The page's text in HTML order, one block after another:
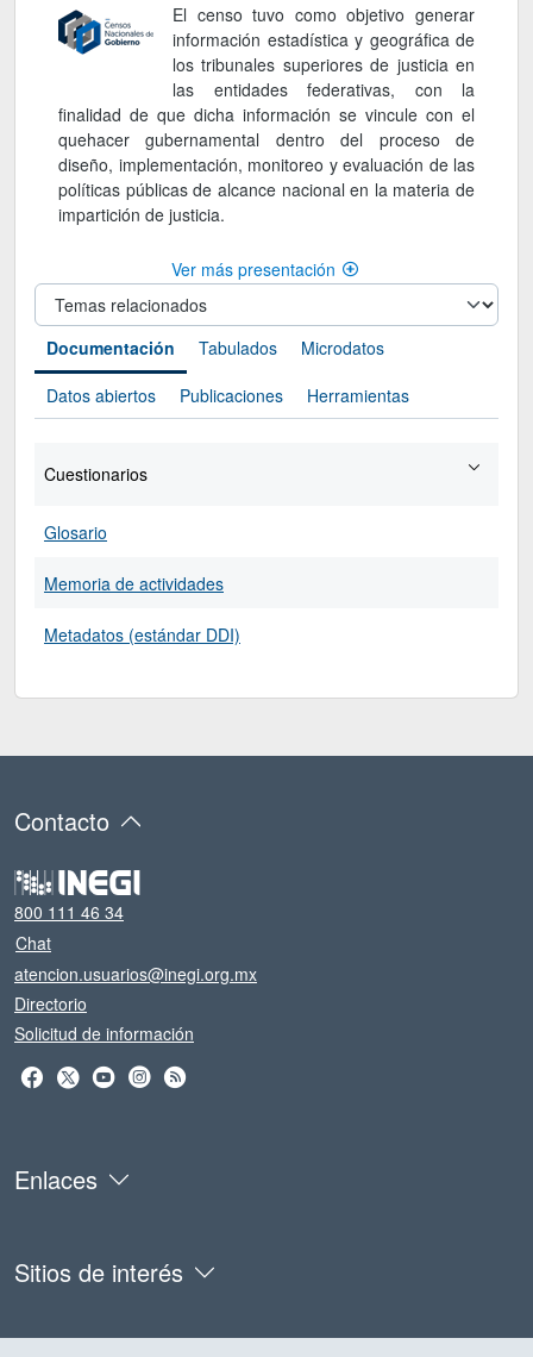
El censo tuvo como objetivo generar
información estadística y geográfica de
los tribunales superiores de justicia en
las entidades federativas, con la
finalidad de que dicha información se vincule con el
quehacer gubernamental dentro del proceso de
diseño, implementación, monitoreo y evaluación de las
políticas públicas de alcance nacional en la materia de
impartición de justicia.
Ver más presentación
Documentación Tabulados
Microdatos
Datos abiertos
Publicaciones Herramientas
Cuestionarios
Glosario
Memoria de actividades
Metadatos (estándar DDI)
Contacto
800 111 46 34
Chat
atencion.usuarios@inegi.org.mx
Directorio
Solicitud de información
Enlaces
Sitios de interés